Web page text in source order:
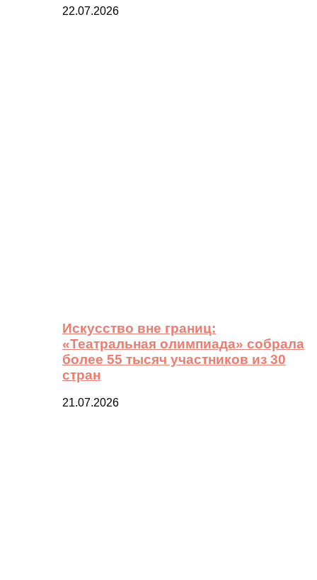
22.07.2026
Искусство вне границ:
«Театральная олимпиада» собрала
более 55 тысяч участников из 30
стран
21.07.2026